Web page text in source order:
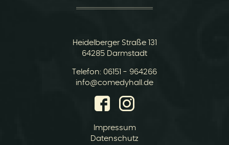
Heidelberger Straße 131
64285 Darmstadt
Telefon: 06151 - 964266
E-
info@comedyhall.de
Impressum
Datenschutz